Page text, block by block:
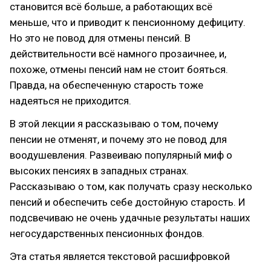
становится всё больше, а работающих всё
меньше, что и приводит к пенсионному дефициту.
Но это не повод для отмены пенсий. В
действительности всё намного прозаичнее, и,
похоже, отмены пенсий нам не стоит бояться.
Правда, на обеспеченную старость тоже
надеяться не приходится.
В этой лекции я рассказываю о том, почему
пенсии не отменят, и почему это не повод для
воодушевления. Развеиваю популярный миф о
высоких пенсиях в западных странах.
Рассказываю о том, как получать сразу несколько
пенсий и обеспечить себе достойную старость. И
подсвечиваю не очень удачные результаты наших
негосударственных пенсионных фондов.
Эта статья является текстовой расшифровкой